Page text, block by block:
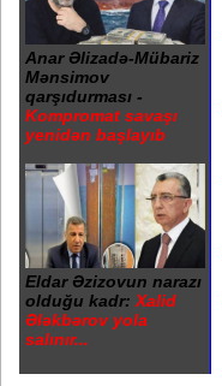
Anar Əlizadə-Mübariz
Mənsimov
qarşıdurması -
Kompromat savaşı
yenidən başlayıb
Eldar Əzizovun narazı
olduğu kadr: Xalid
Ələkbərov yola
salınır...